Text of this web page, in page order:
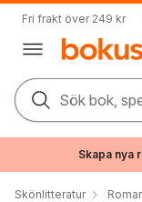
Fri frakt över 249 kr
Sök bok,
Skapa nya
Skönlitteratur